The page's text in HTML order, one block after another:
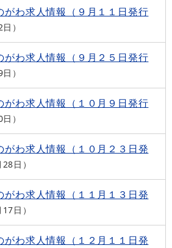
がわ求人情報（９月１１日発行
がわ求人情報（９月２５日発行
がわ求人情報（１０月９日発行
がわ求人情報（１０月２３日発
日
がわ求人情報（１１月１３日発
日
がわ求人情報（１２月１１日発